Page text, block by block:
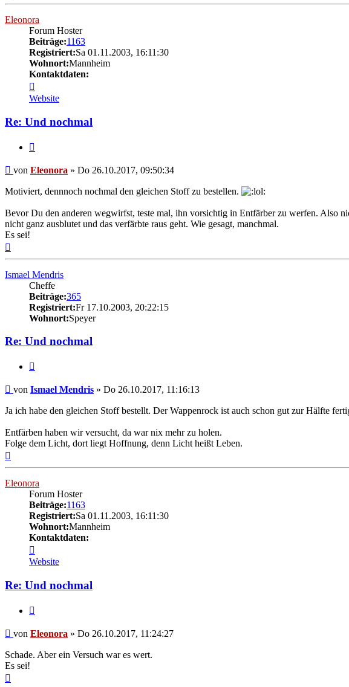
Eleonora
Forum Hoster
Beiträge:1163
Registriert:Sa 01.11.2003, 16:11:30
Wohnort:Mannheim
Kontaktdaten:
von
Eleonora
Website
Re: Und nochmal
Beitrag
von Eleonora » Do 26.10.2017, 09:50:34
Motiviert, dennnoch nochmal den gleichen Stoff zu bestellen.
Bevor Du den anderen wegwirfst, teste mal, ihn vorsichtig in Entfärber zu werfen. Also
nicht ganz ausblutet und das verfärbte raus geht. Wie gesagt, manchmal.
Es sei!
Ismael Mendris
Cheffe
Beiträge:365
Registriert:Fr 17.10.2003, 20:22:15
Wohnort:Speyer
Re: Und nochmal
Beitrag
von Ismael Mendris » Do 26.10.2017, 11:16:13
Ja ich habe den gleichen Stoff bestellt. Der Wappenrock ist auch schon gut zur Hälfte
Entfärben haben wir versucht, da war nix mehr zu holen.
Folge dem Licht, dort liegt Hoffnung, denn Licht heißt Leben.
Eleonora
Forum Hoster
Beiträge:1163
Registriert:Sa 01.11.2003, 16:11:30
Wohnort:Mannheim
Kontaktdaten:
von
Eleonora
Website
Re: Und nochmal
Beitrag
von Eleonora » Do 26.10.2017, 11:24:27
Schade. Aber ein Versuch war es wert.
Es sei!